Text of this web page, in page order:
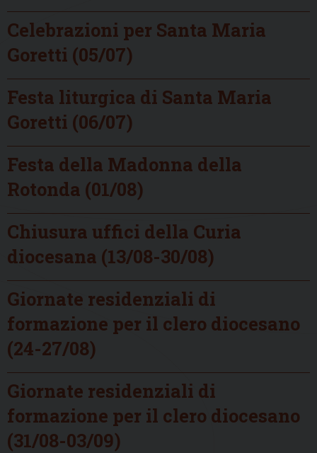
Celebrazioni per Santa Maria
Goretti (05/07)
Festa liturgica di Santa Maria
Goretti (06/07)
Festa della Madonna della
Rotonda (01/08)
Chiusura uffici della Curia
diocesana (13/08-30/08)
Giornate residenziali di
formazione per il clero diocesano
(24-27/08)
Giornate residenziali di
formazione per il clero diocesano
(31/08-03/09)